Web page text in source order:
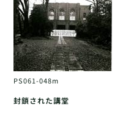
PS061-048m
封鎖された講堂